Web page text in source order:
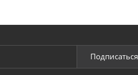
Подписаться